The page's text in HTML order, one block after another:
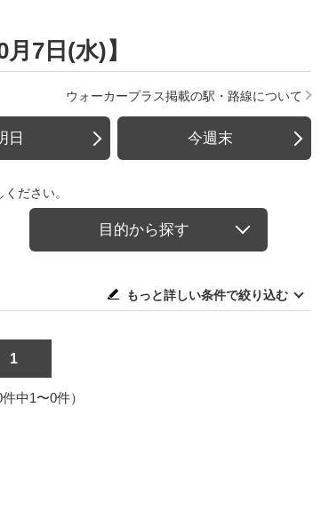
7日(水)】
ウォーカープラス掲載の駅・路線について
日 今週末
ださい。
目的から探す
もっと詳しい条件で絞り込む
1
中1〜0件）